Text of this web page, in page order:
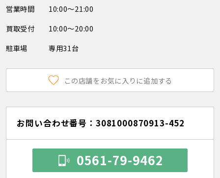
営業時間
10:00～21:00
買取受付
10:00～20:00
駐車場
専用31台
この店舗をお気に入りに追加する
お問い合わせ番号：3081000870913-452
0561-79-9462